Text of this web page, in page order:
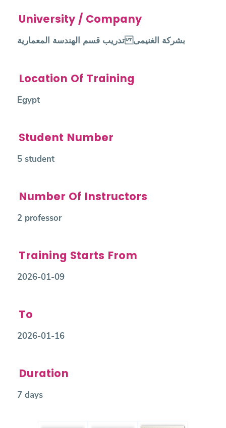
University / Company
تدريب قسم الهندسة المعمارية بشركة الغنيمى
Location Of Training
Egypt
Student Number
5 student
Number Of Instructors
2 professor
Training Starts From
2026-01-09
To
2026-01-16
Duration
7 days